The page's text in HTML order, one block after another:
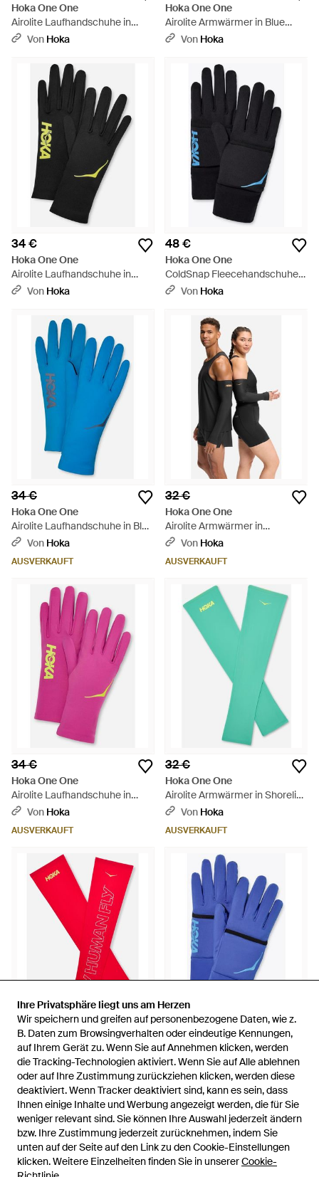
Ihre Privatsphäre liegt uns am Herzen
Wir speichern und greifen auf personenbezogene Daten, wie z.
B. Daten zum Browsingverhalten oder eindeutige Kennungen,
auf Ihrem Gerät zu. Wenn Sie auf Annehmen klicken, werden
die Tracking-Technologien aktiviert. Wenn Sie auf Alle ablehnen
oder auf Ihre Zustimmung zurückziehen klicken, werden diese
deaktiviert. Wenn Tracker deaktiviert sind, kann es sein, dass
Ihnen einige Inhalte und Werbung angezeigt werden, die für Sie
weniger relevant sind. Sie können Ihre Auswahl jederzeit ändern
bzw. Ihre Zustimmung jederzeit zurücknehmen, indem Sie
unten auf der Seite auf den Link zu den Cookie-Einstellungen
klicken. Weitere Einzelheiten finden Sie in unsererCookie-
Ihre Privatsphäre liegt uns am Herzen
Wir speichern und greifen auf personenbezogene Daten, wie z.
B. Daten zum Browsingverhalten oder eindeutige Kennungen,
auf Ihrem Gerät zu. Wenn Sie auf Annehmen klicken, werden
die Tracking-Technologien aktiviert. Wenn Sie auf Alle ablehnen
oder auf Ihre Zustimmung zurückziehen klicken, werden diese
deaktiviert. Wenn Tracker deaktiviert sind, kann es sein, dass
Ihnen einige Inhalte und Werbung angezeigt werden, die für Sie
weniger relevant sind. Sie können Ihre Auswahl jederzeit ändern
bzw. Ihre Zustimmung jederzeit zurücknehmen, indem Sie
unten auf der Seite auf den Link zu den Cookie-Einstellungen
klicken. Weitere Einzelheiten finden Sie in unsererCookie-
Hoka One One
Airolite Laufhandschuhe in
Black/Gold Größe XL |
Von Hoka
Hoka One One
Airolite Armwärmer in Blue
Größe L | Armwärmer - Blau
Von Hoka
34 €
Hoka One One
Airolite Laufhandschuhe in
Black Größe XL | Handschuhe -
Von Hoka
48 €
Hoka One One
ColdSnap Fleecehandschuhe
in Black Größe XL |
Von Hoka
34 €
Hoka One One
Airolite Laufhandschuhe in Blue
Größe L | Handschuhe - Blau
Von Hoka
AUSVERKAUFT
32 €
Hoka One One
Airolite Armwärmer in
Black/Gold Größe M |
Von Hoka
AUSVERKAUFT
34 €
Hoka One One
Airolite Laufhandschuhe in
Fuschia Größe XL |
Von Hoka
AUSVERKAUFT
32 €
Hoka One One
Airolite Armwärmer in Shoreline
Größe XL | Handschuhe - Grün
Von Hoka
AUSVERKAUFT
32 €
Hoka One One
Airolite Armwärmer in Cerise
Größe XL | Armwärmer - Rot
VonHoka
AUSVERKAUFT
48 €
Hoka One One
ColdSnap Fleecehandschuhe
in Dazzling Blue Größe L |
Handschuhe - Blau
Von Hoka
AUSVERKAUFT